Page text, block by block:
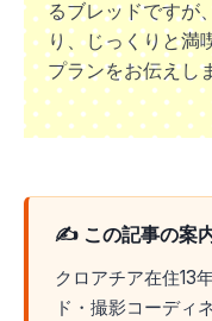
るブレッドですが
り、じっくりと満
プランをお伝えし
✍️ この記事の案
クロアチア在住13
ド・撮影コーディ